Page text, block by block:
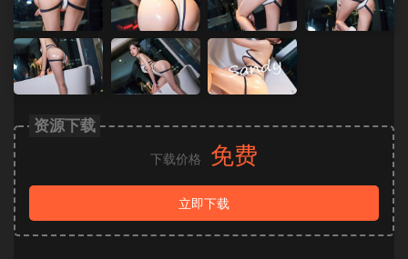
资源下载
下载价格 免费
立即下载